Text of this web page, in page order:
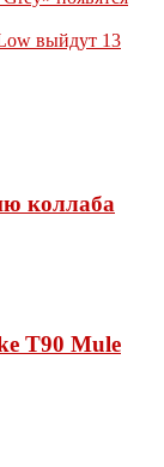
выйдут 13
коллаба
T90 Mule